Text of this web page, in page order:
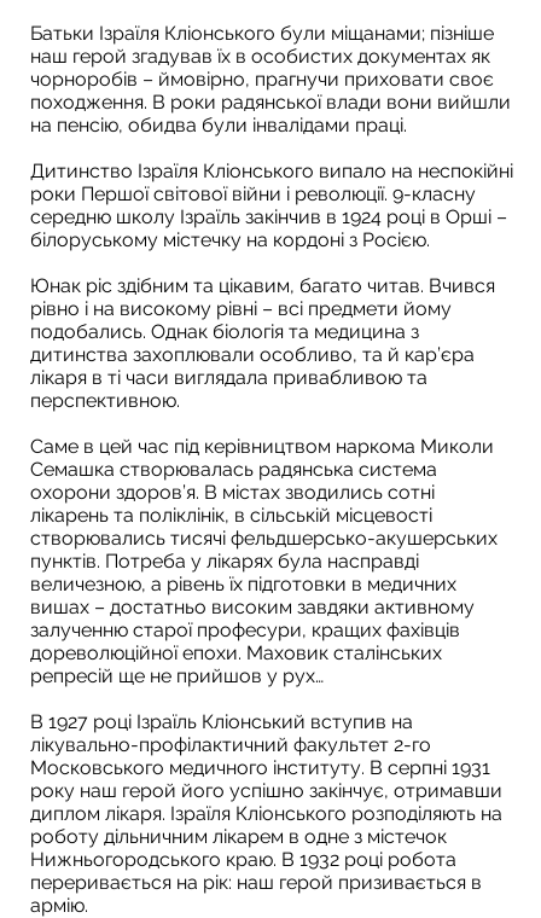
Батьки Ізраїля Кліонського були міщанами; пізніше
наш герой згадував їх в особистих документах як
чорноробів – ймовірно, прагнучи приховати своє
походження. В роки радянської влади вони вийшли
на пенсію, обидва були інвалідами праці.
Дитинство Ізраїля Кліонського випало на неспокійні
роки Першої світової війни і революції. 9-класну
середню школу Ізраїль закінчив в 1924 році в Орші –
білоруському містечку на кордоні з Росією.
Юнак ріс здібним та цікавим, багато читав. Вчився
рівно і на високому рівні – всі предмети йому
подобались. Однак біологія та медицина з
дитинства захоплювали особливо, та й кар’єра
лікаря в ті часи виглядала привабливою та
перспективною.
Саме в цей час під керівництвом наркома Миколи
Семашка створювалась радянська система
охорони здоров’я. В містах зводились сотні
лікарень та поліклінік, в сільській місцевості
створювались тисячі фельдшерсько-акушерських
пунктів. Потреба у лікарях була насправді
величезною, а рівень їх підготовки в медичних
вишах – достатньо високим завдяки активному
залученню старої професури, кращих фахівців
дореволюційної епохи. Маховик сталінських
репресій ще не прийшов у рух…
В 1927 році Ізраїль Кліонський вступив на
лікувально-профілактичний факультет 2-го
Московського медичного інституту. В серпні 1931
року наш герой його успішно закінчує, отримавши
диплом лікаря. Ізраїля Кліонського розподіляють на
роботу дільничним лікарем в одне з містечок
Нижньогородського краю. В 1932 році робота
переривається на рік: наш герой призивається в
армію.